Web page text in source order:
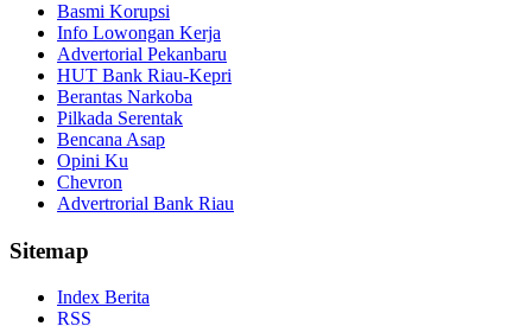
Basmi Korupsi
Info Lowongan Kerja
Advertorial Pekanbaru
HUT Bank Riau-Kepri
Berantas Narkoba
Pilkada Serentak
Bencana Asap
Opini Ku
Chevron
Advertrorial Bank Riau
Sitemap
Index Berita
RSS